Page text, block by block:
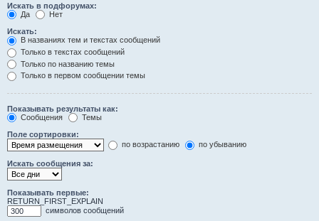
Искать в подфорумах:
Да
Нет
Искать:
В названиях тем и текстах сообщений
Только в текстах сообщений
Только по названию темы
Только в первом сообщении темы
Показывать результаты как:
Сообщения
Темы
Поле сортировки:
по возрастанию
по убыванию
Искать сообщения за:
Показывать первые:
RETURN_FIRST_EXPLAIN
символов сообщений